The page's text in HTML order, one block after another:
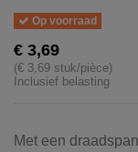
Op voorraad
€ 3,69
(€ 3,69 stuk/pièce)
Inclusief belasting
Met een